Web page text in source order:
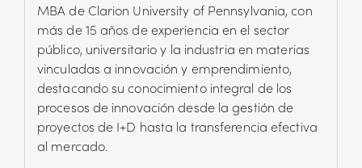
MBA de Clarion University of Pennsylvania, con
más de 15 años de experiencia en el sector
público, universitario y la industria en materias
vinculadas a innovación y emprendimiento,
destacando su conocimiento integral de los
procesos de innovación desde la gestión de
proyectos de I+D hasta la transferencia efectiva
al mercado.